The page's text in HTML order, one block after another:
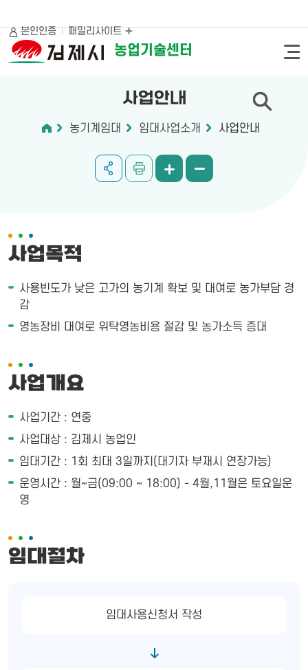
농업기술센터
본인인증 패밀리사이트
사업안내
농기계임대 임대사업소개 사업안내
사업목적
사용빈도가 낮은 고가의 농기계 확보 및 대여로 농가부담 경
감
영농장비 대여로 위탁영농비용 절감 및 농가소득 증대
사업개요
사업기간 : 연중
사업대상 : 김제시 농업인
임대기간 : 1회 최대 3일까지(대기자 부재시 연장가능)
운영시간 : 월~금(09:00 ~ 18:00) - 4월,11월은 토요일운
영
임대절차
임대사용신청서 작성